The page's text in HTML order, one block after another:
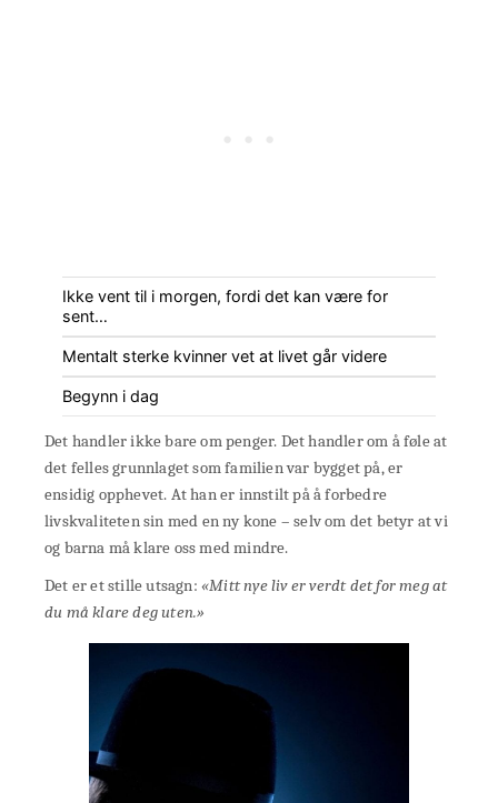
Ikke vent til i morgen, fordi det kan være for
sent…
Mentalt sterke kvinner vet at livet går videre
Begynn i dag
Det handler ikke bare om penger. Det handler om å føle at
det felles grunnlaget som familien var bygget på, er
ensidig opphevet. At han er innstilt på å forbedre
livskvaliteten sin med en ny kone – selv om det betyr at vi
og barna må klare oss med mindre.
Det er et stille utsagn: «Mitt nye liv er verdt det for meg at
du må klare deg uten.»